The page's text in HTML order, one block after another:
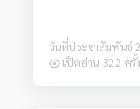
วันที่ประชาสัมพันธ์
เปิดอ่าน 322 ครั้ง